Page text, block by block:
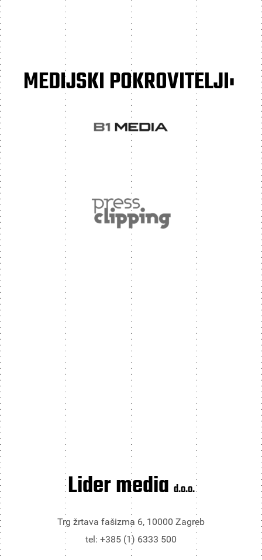
MEDIJSKI POKROVITELJI:
Lider media d.o.o.
Trg žrtava fašizma 6, 10000 Zagreb
tel: +385 (1) 6333 500